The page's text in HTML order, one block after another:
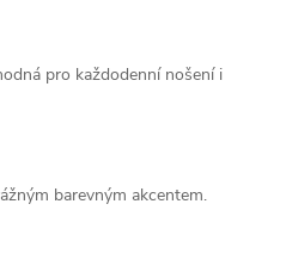
pro každodenní nošení i
barevným akcentem.